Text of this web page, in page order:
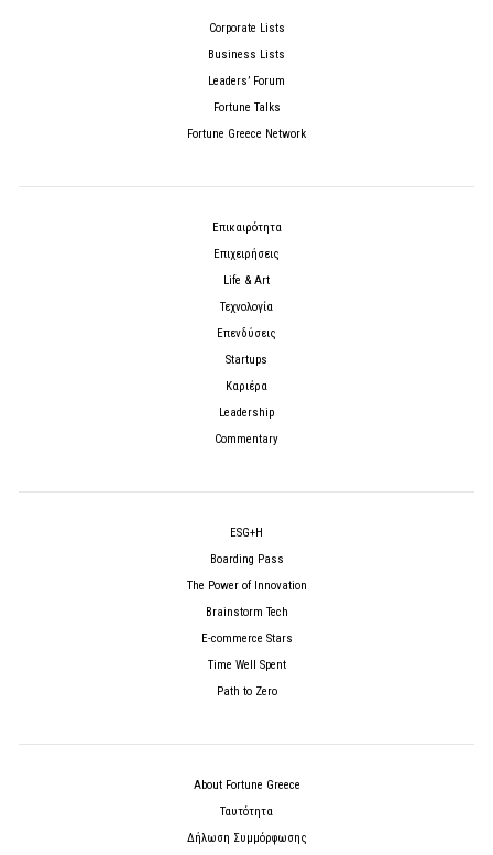
Corporate Lists
Business Lists
Leaders’ Forum
Fortune Talks
Fortune Greece Network
Επικαιρότητα
Επιχειρήσεις
Life & Art
Τεχνολογία
Επενδύσεις
Startups
Καριέρα
Leadership
Commentary
ESG+H
Boarding Pass
The Power of Innovation
Brainstorm Tech
E-commerce Stars
Time Well Spent
Path to Zero
About Fortune Greece
Ταυτότητα
Δήλωση Συμμόρφωσης